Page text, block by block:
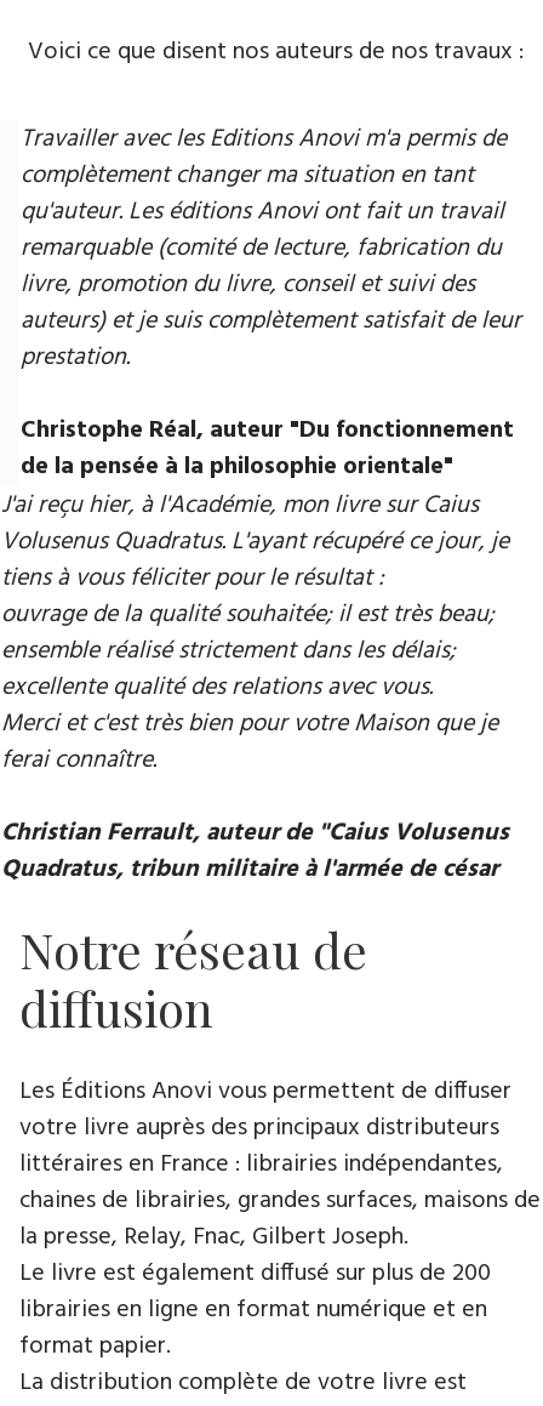
Voici ce que disent nos auteurs de nos travaux :
Travailler avec les Editions Anovi m'a permis de
complètement changer ma situation en tant
qu'auteur. Les éditions Anovi ont fait un travail
remarquable (comité de lecture, fabrication du
livre, promotion du livre, conseil et suivi des
auteurs) et je suis complètement satisfait de leur
prestation.
Christophe Réal, auteur ​"Du fonctionnement
de la pensée à la philosophie orientale"
J'ai reçu hier, à l'Académie, mon livre sur Caius
Volusenus Quadratus. L'ayant récupéré ce jour, je
tiens à vous féliciter pour le résultat :
ouvrage de la qualité souhaitée; il est très beau;
ensemble réalisé strictement dans les délais;
excellente qualité des relations avec vous.
Merci et c'est très bien pour votre Maison que je
ferai connaître.
Christian Ferrault, auteur de "Caius Volusenus
Quadratus, tribun militaire à l'armée de césar
Notre réseau de
diffusion
Les Éditions Anovi vous permettent de diffuser
votre livre auprès des principaux distributeurs
littéraires en France : librairies indépendantes,
chaines de librairies, grandes surfaces, maisons de
la presse, Relay, Fnac, Gilbert Joseph.
Le livre est également diffusé sur plus de 200
librairies en ligne en format numérique et en
format papier.
La distribution complète de votre livre est